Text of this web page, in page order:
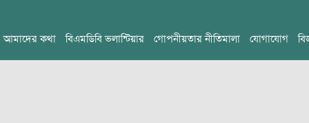
আমাদের কথা বিএমডিবি ভলান্টিয়ার গোপনীয়তার নীতিমালা যোগাযোগ